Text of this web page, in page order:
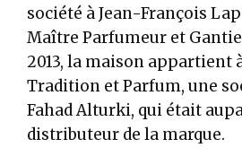
société à Jean-François
Maître Parfumeur et
2013, la maison appartient
Tradition et Parfum, une
Fahad Alturki, qui était
distributeur de la marque.